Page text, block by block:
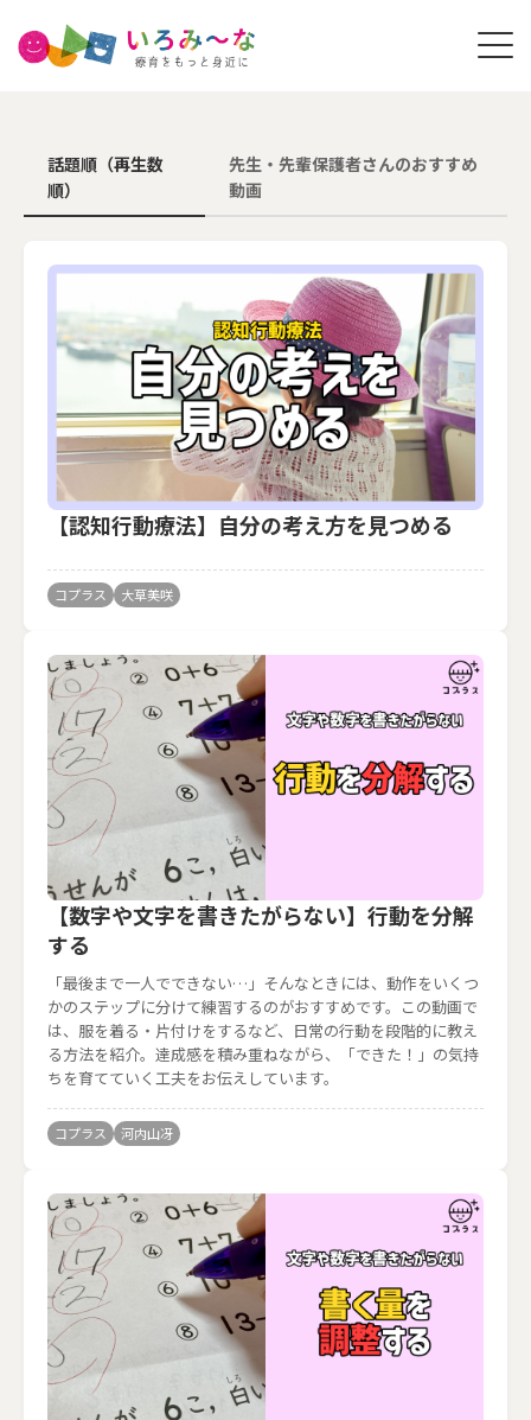
話題順（再生数
順）
先生・先輩保護者さんのおすすめ
動画
【認知行動療法】自分の考え方を見つめる
コプラス 大草美咲
【数字や文字を書きたがらない】行動を分解
する
「最後まで一人でできない…」そんなときには、動作をいくつ
かのステップに分けて練習するのがおすすめです。この動画で
は、服を着る・片付けをするなど、日常の行動を段階的に教え
る方法を紹介。達成感を積み重ねながら、「できた！」の気持
ちを育てていく工夫をお伝えしています。
コプラス 河内山冴